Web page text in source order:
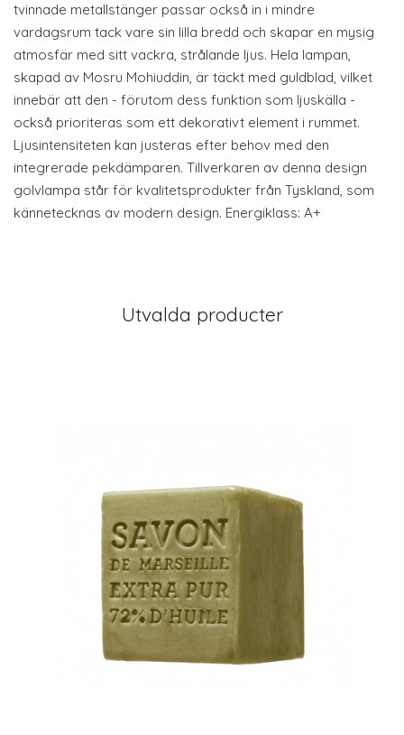
tvinnade metallstänger passar också in i mindre
vardagsrum tack vare sin lilla bredd och skapar en mysig
atmosfär med sitt vackra, strålande ljus. Hela lampan,
skapad av Mosru Mohiuddin, är täckt med guldblad, vilket
innebär att den - förutom dess funktion som ljuskälla -
också prioriteras som ett dekorativt element i rummet.
Ljusintensiteten kan justeras efter behov med den
integrerade pekdämparen. Tillverkaren av denna design
golvlampa står för kvalitetsprodukter från Tyskland, som
kännetecknas av modern design. Energiklass: A+
Utvalda producter